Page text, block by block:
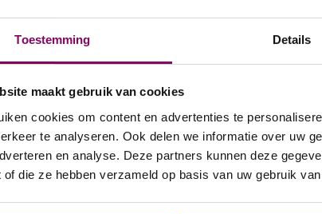
Toestemming Details
maakt gebruik van cookies
cookies om content en advertenties te
te analyseren. Ook delen we informatie over uw
en analyse. Deze partners kunnen deze
of die ze hebben verzameld op basis van uw gebruik
Wij zijn altijd op zoek!
graag helpt met gedegen advies. Iemand die
is en een tevreden glimlach op het
begrijpt de toegevoegde waarde van
een stapje extra. Je hebt een natuurlijke
graag alles over leren én vertellen. Ervaring
je de verkoopadviseur die wij zoeken en
winkel. Dus doe waar je goed in bent en
over de rol vanverkoopadviseur bij